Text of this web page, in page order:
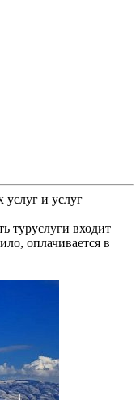
услуг и услуг
туруслуги входит
оплачивается в